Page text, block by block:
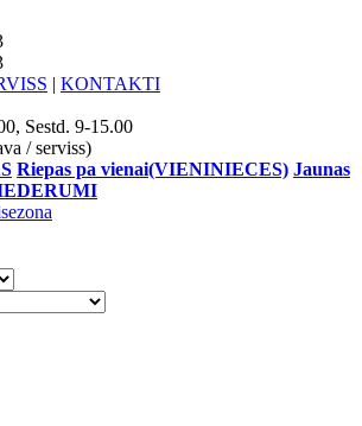
| KONTAKTI
Sestd. 9-15.00
/ serviss)
Riepas pa vienai(VIENINIECES) Jaunas